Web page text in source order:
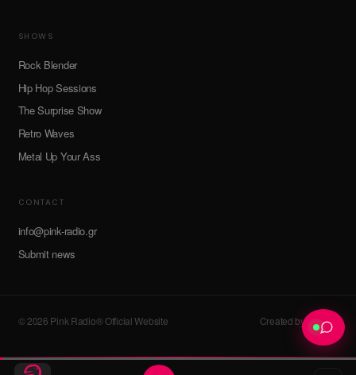
SHOWS
Rock Blender
Hip Hop Sessions
The Surprise Show
Retro Waves
Metal Up Your Ass
CONTACT
info@pink-radio.gr
Submit news
© 2026 Pink Radio® Official Website Created by devroot